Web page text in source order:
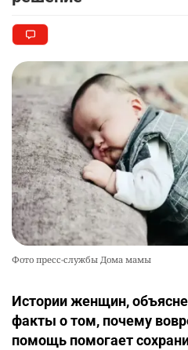
9
🏇 В Астане наказали
верхом на лошади
2349 2 37
Фото пресс-службы Дома мамы
Истории женщин,
факты о том, почему
помощь помогает